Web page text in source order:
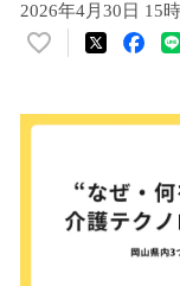
2026年4月30日 15
い
！